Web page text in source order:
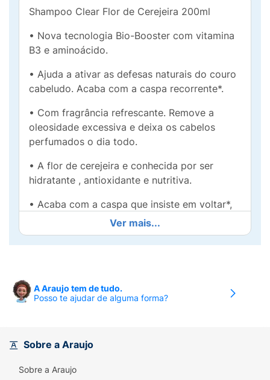
Shampoo Clear Flor de Cerejeira 200ml
• Nova tecnologia Bio-Booster com vitamina
B3 e aminoácido.
• Ajuda a ativar as defesas naturais do couro
cabeludo. Acaba com a caspa recorrente*.
• Com fragrância refrescante. Remove a
oleosidade excessiva e deixa os cabelos
perfumados o dia todo.
• A flor de cerejeira e conhecida por ser
hidratante , antioxidante e nutritiva.
• Acaba com a caspa que insiste em voltar*,
enquanto ajuda a ativar a proteção natural do
couro cabeludo,além de deixar uma
fragrância deliciosa e refrescante de flor de
• Recomendado para cabelos normais e
oleosos.
cabeludo oleoso? Você sabia que pode torná-
lo propenso a caspa?
Com fragrância refrescante, o Condicionador
Ver mais...
A Araujo tem de tudo.
Posso te ajudar de alguma forma?
Sobre a Araujo
Sobre a Araujo